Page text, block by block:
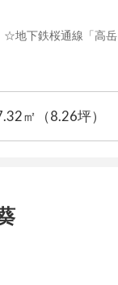
地下鉄桜通線「高岳
㎡ （8.26坪）